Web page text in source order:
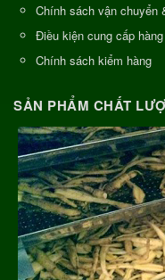
Chính sách vận chuyển
Điều kiện cung cấp
Chính sách kiểm hàng
SẢN PHẨM CHẤT